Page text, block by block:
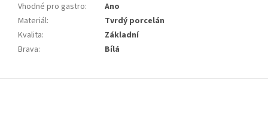
Vhodné pro gastro:
Ano
Materiál:
Tvrdý porcelán
Kvalita:
Základní
Brava: Bílá